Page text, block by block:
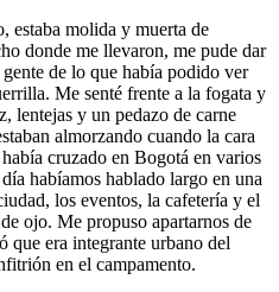
estaba molida y muerta de
donde me llevaron, me pude dar
de lo que había podido ver
Me senté frente a la fogata y
lentejas y un pedazo de carne
almorzando cuando la cara
cruzado en Bogotá en varios
habíamos hablado largo en una
los eventos, la cafetería y el
ojo. Me propuso apartarnos de
que era integrante urbano del
en el campamento.